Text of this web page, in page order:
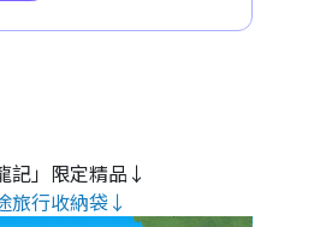
記」限定精品↓
旅行收納袋↓